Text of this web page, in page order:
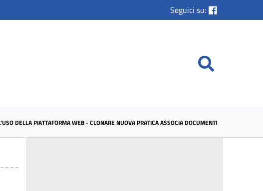
Seguici su:
DELLA PIATTAFORMA WEB - CLONARE NUOVA PRATICA ASSOCIA DOCUMENTI